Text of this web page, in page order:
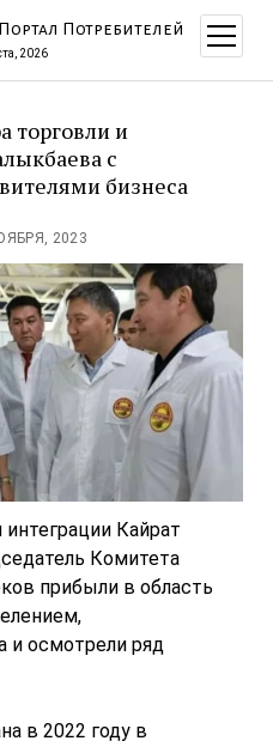
Потребителей
2026
меню
торговли и
с
бизнеса
2023
Кайрат
Комитета
прибыли в область
и осмотрели ряд
в 2022 году в